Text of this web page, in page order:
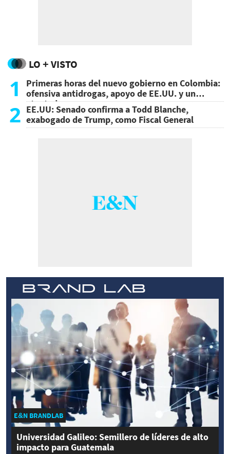
LO + VISTO
1
Primeras horas del nuevo gobierno en Colombia:
ofensiva antidrogas, apoyo de EE.UU. y un
atentado
2 EE.UU: Senado confirma a Todd Blanche,
exabogado de Trump, como Fiscal General
E&N BRANDLAB
Universidad Galileo: Semillero de líderes de alto
impacto para Guatemala